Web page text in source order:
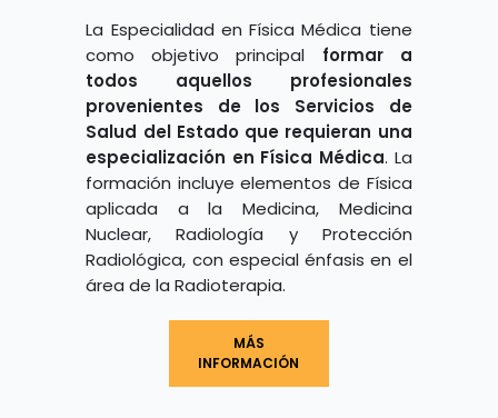
La Especialidad en Física Médica tiene
como objetivo principal formar a
todos aquellos profesionales
provenientes de los Servicios de
Salud del Estado que requieran una
especialización en Física Médica. La
formación incluye elementos de Física
aplicada a la Medicina, Medicina
Nuclear, Radiología y Protección
Radiológica, con especial énfasis en el
área de la Radioterapia.
MÁS
INFORMACIÓN